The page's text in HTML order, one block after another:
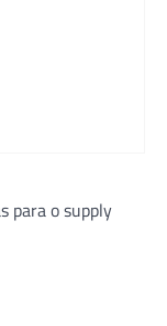
para o supply